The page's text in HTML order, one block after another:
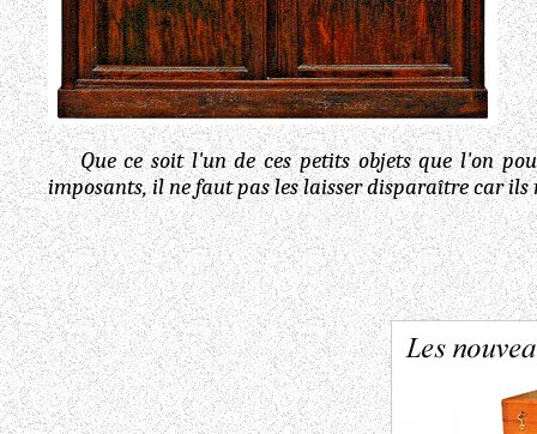
Que ce soit l'un de ces petits objets que l'on
imposants, il ne faut pas les laisser disparaître car ils